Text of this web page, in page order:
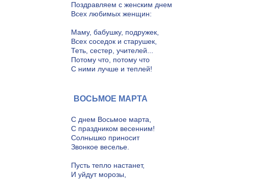
Поздравляем с женским днем
Всех любимых женщин:
Маму, бабушку, подружек,
Всех соседок и старушек,
Теть, сестер, учителей...
Потому что, потому что
С ними лучше и теплей!
ВОСЬМОЕ МАРТА
С днем Восьмое марта,
С праздником весенним!
Солнышко приносит
Звонкое веселье.
Пусть тепло настанет,
И уйдут морозы,